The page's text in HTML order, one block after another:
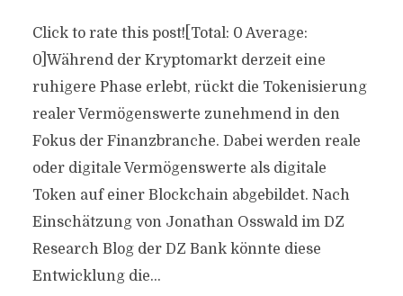
Click to rate this post![Total: 0 Average:
0]Während der Kryptomarkt derzeit eine
ruhigere Phase erlebt, rückt die Tokenisierung
realer Vermögenswerte zunehmend in den
Fokus der Finanzbranche. Dabei werden reale
oder digitale Vermögenswerte als digitale
Token auf einer Blockchain abgebildet. Nach
Einschätzung von Jonathan Osswald im DZ
Research Blog der DZ Bank könnte diese
Entwicklung die...